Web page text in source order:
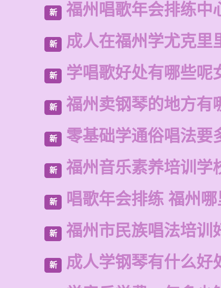
新 福州唱歌年会排练中
新 成人在福州学尤克里
新 学唱歌好处有哪些呢
新 福州卖钢琴的地方有
新 零基础学通俗唱法要
新 福州音乐素养培训学
新 唱歌年会排练 福州
新 福州市民族唱法培训
新
成人学钢琴有什么好